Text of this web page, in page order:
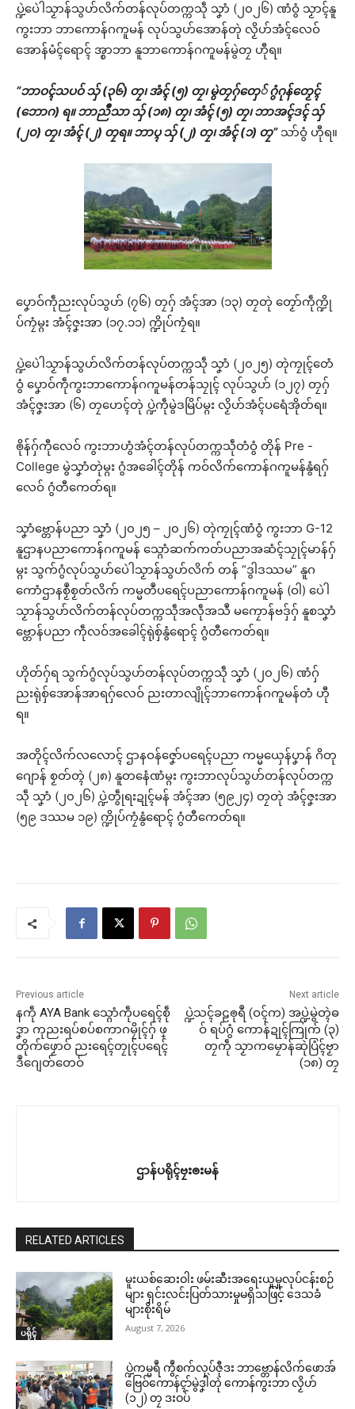
ပ္ဍဲပေဲါသၟာန်သွဟ်လိက်တန်လုပ်တက္ကသဵု သၞာံ (၂၀၂၆) ဏံဝွံ သၟာၚ်နူ
ကွးဘာ ဘာကောန်ဂကူမန် လုပ်သွဟ်အောန်တုဲ လၟိဟ်အံၚ်လေဝ်
အောန်မံၚ်ရောၚ် အ္စာဘာ နူဘာကောန်ဂကူမန်မွဲတၠ ဟီုရ။
“ဘာဝၚ်သပဝ် သှ် (၃၆) တၠ၊ အံၚ် (၅) တၠ၊ မွဲတၠဂှ်တှေ် ဂွံဂုန်တၟေၚ်
(ဘောဂ) ရ။ ဘာညဳသာ သှ် (၁၈) တၠ၊ အံၚ် (၅) တၠ၊ ဘာအၚ်ဒၚ် သှ်
(၂၀) တၠ၊ အံၚ် (၂) တၠရ။ ဘာပ္ၚ သှ် (၂) တၠ၊ အံၚ် (၁) တၠ”သာ်ဝွံ ဟီုရ။
ပၞောဝ်ကဵုညးလုပ်သွဟ် (၇၆) တၠဂှ် အံၚ်အာ (၁၃) တၠတုဲ တၟော်ကဵုက္ဍို
ပ်ကၠံမ္ဂး အံၚ်ဇၞးအာ (၁၇.၁၁) က္ဍိုပ်ကၠံရ။
ပ္ဍဲပေဲါသၟာန်သွဟ်လိက်တန်လုပ်တက္ကသဵု သၞာံ (၂၀၂၅) တုဲကၠုၚ်တေံ
ဝွံ ပၞောဝ်ကဵုကွးဘာကောန်ဂကူမန်တန်သၠုၚ် လုပ်သွဟ် (၁၂၇) တၠဂှ်
အံၚ်ဇၞးအာ (၆) တၠဟေၚ်တုဲ ပ္ဍဲကဵုမွဲဒမြိပ်မ္ဂး လၟိဟ်အံၚ်ပရေံအိုတ်ရ။
ၜိုန်ဂှ်ကီုလေဝ် ကွးဘာဟွံအံၚ်တန်လုပ်တက္ကသဵုတံဝွံ တိုန် Pre -
College မွဲသၞာံတုဲမ္ဂး ဂွံအခေါၚ်တိုန် ကဝ်လိက်ကောန်ဂကူမန်နွံရဂှ်
လေဝ် ဂွံတီကေတ်ရ။
သၞာံဗ္တောန်ပညာ သၞာံ (၂၀၂၅ – ၂၀၂၆) တုဲကၠုၚ်ဏံဝွံ ကွးဘာ G-12
နူဌာနပညာကောန်ဂကူမန် သ္ဂောံဆက်ကတ်ပညာအဆံၚ်သၠုၚ်မာန်ဂှ်
မ္ဂး သွက်ဂွံလုပ်သွဟ်ပေဲါသၟာန်သွဟ်လိက် တန် “ဒွါဒဿမ” နူဂ
ကောံဌာနစၟဳစၟတ်လိက် ကမ္မတဳပရေၚ်ပညာကောန်ဂကူမန် (ဝါ) ပေဲါ
သၟာန်သွဟ်လိက်တန်လုပ်တက္ကသဵုအလဵုအသဳ မကၠောန်ဗဒှ်ဂှ် နူစသၞာံ
ဗ္တောန်ပညာ ကဵုလဝ်အခေါၚ်ရုဲစှ်နွံရောၚ် ဂွံတီကေတ်ရ။
ဟိုတ်ဂှ်ရ သွက်ဂွံလုပ်သွဟ်တန်လုပ်တက္ကသဵု သၞာံ (၂၀၂၆) ဏံဂှ်
ညးရုဲစှ်အောန်အာရဂှ်လေဝ် ညးတာလျိုၚ်ဘာကောန်ဂကူမန်တံ ဟီု
ရ။
အတိုၚ်လိက်လလောၚ် ဌာနဝန်ဇၞော်ပရေၚ်ပညာ ကမ္မယှေန်ပၞာန် ဂိတု
ဂျောန် စၟတ်တ္ၚဲ (၂၈) နူတနေံဏံမ္ဂး ကွးဘာလုပ်သွဟ်တန်လုပ်တက္က
သဵု သၞာံ (၂၀၂၆) ပ္ဍဲတွဵုရးဍုၚ်မန် အံၚ်အာ (၅၉၂၄) တၠတုဲ အံၚ်ဇၞးအာ
(၅၉ ဒဿမ ၁၉) က္ဍိုပ်ကၠံနွံရောၚ် ဂွံတီကေတ်ရ။
Previous article
နကဵု AYA Bank သ္ဂောံကဵုပရေၚ်စဵု
ဒၞာ ကုညးရပ်စပ်စကာဂမၠိုၚ်ဂှ် ဖ္
တိုက်ဖၟောဝ် ညးရေၚ်တၠုၚ်ပရေၚ်
ဒဳဂျေတ်တေဝ်
Next article
ပ္ဍဲသၚ်ခဠၜုရဳ (ဝၚ်က) အပ္ဍဲမွဲတ္ၚဲဓ
ဝ် ရပ်ဂွံ ကောန်ဍုၚ်ကြုက် (၃)
တၠကဵု သၟာကမၠောန်ဆုဲပြံၚ်ဗၟာ
(၁၈) တၠ
ဌာန်ပရိုၚ်ဗၠးၜးမန်
RELATED ARTICLES
ပရိုၚ်
မူးယစ်ဆေးဝါး ဖမ်းဆီးအရေးယူမှုလုပ်ငန်းစဉ်
များ ရှင်းလင်းပြတ်သားမှုမရှိသဖြင့် ဒေသခံ
များစိုးရိမ်
August 7, 2026
ပ္ဍဲကမ္မရဳ ကွဳစက်လုပ်ဇီုဒး ဘာဗ္တောန်လိက်ဖောအ်
ဗြေဝ်ကောန်ၚာ်မွဲဒၞါဲတုဲ ကောန်ကွးဘာ လၟိဟ်
(၁၂) တၠ ဒးဝပ်